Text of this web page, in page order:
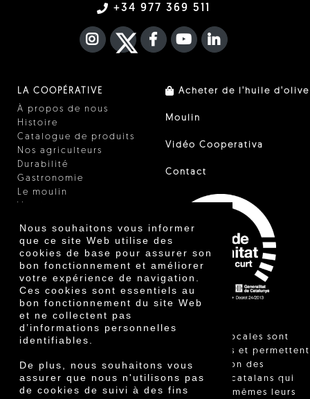
Nous souhaitons vous informer
que ce site Web utilise des
cookies de base pour assurer son
bon fonctionnement et améliorer
votre expérience de navigation.
Ces cookies sont essentiels au
bon fonctionnement du site Web
et ne collectent pas
d’informations personnelles
identifiables.
De plus, nous souhaitons vous
assurer que nous n'utilisons pas
de cookies de suivi à des fins
+34 977 369 511
INSTAGRAM
TWITTER
FACEBOOK F
YOUTUBEFA LINKEDIN
LA COOPÉRATIVE
À propos de nous
Histoire
Catalogue de produits
Nos agriculteurs
Durabilité
Gastronomie
Le moulin
Certificats
Prix
Innovation
Acheter de l'huile d'olive
Moulin
Vidéo Cooperativa
Contact
"Les ventes locales sont
réglementées et permettent
l'identification des
agriculteurs catalans qui
vendent eux-mêmes leurs